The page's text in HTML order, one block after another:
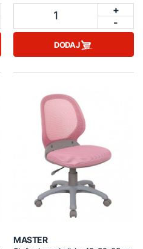
1
+
-
DODAJ
MASTER